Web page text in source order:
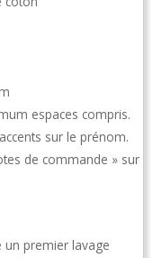
espaces compris.
accents sur le prénom.
de commande » sur
un premier lavage